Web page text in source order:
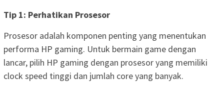
Tip 1: Perhatikan Prosesor
Prosesor adalah komponen penting yang menentukan
performa HP gaming. Untuk bermain game dengan
lancar, pilih HP gaming dengan prosesor yang memiliki
clock speed tinggi dan jumlah core yang banyak.